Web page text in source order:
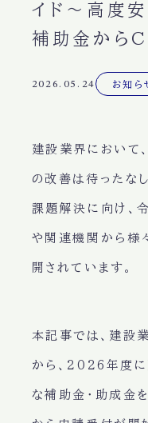
イド～高度
補助金から
2026.05.24 お知ら
建設業界において
の改善は待ったな
課題解決に向け、
や関連機関から様
開されています。
本記事では、建設
から、2026年度
な補助金・助成金